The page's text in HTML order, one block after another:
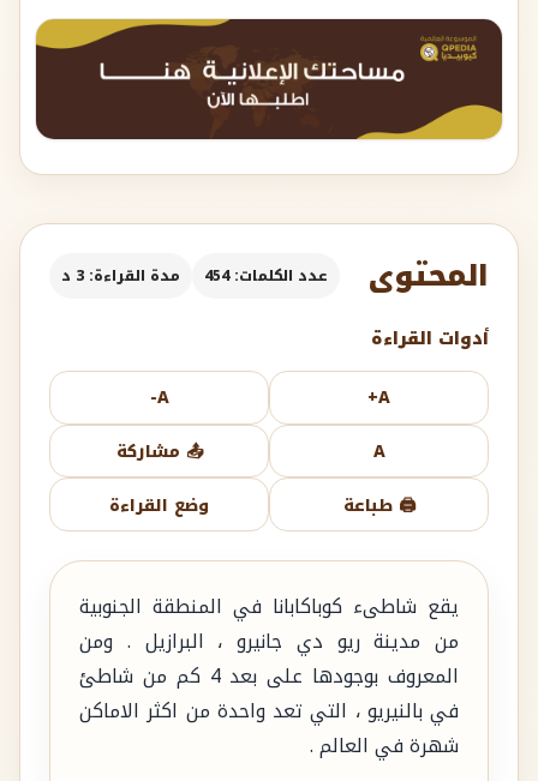
المحتوى عدد الكلمات: 454 مدة القراءة: 3 د
أدوات القراءة
A+
A-
A
📤 مشاركة
🖨️ طباعة
وضع القراءة
يقع شاطىء كوباكابانا في المنطقة الجنوبية
من مدينة ريو دي جانيرو ، البرازيل . ومن
المعروف بوجودها على بعد 4 كم من شاطئ
في بالنيريو ، التي تعد واحدة من اكثر الاماكن
شهرة في العالم .